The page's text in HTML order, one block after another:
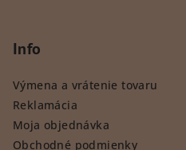
Info
Výmena a vrátenie tovaru
Reklamácia
Moja objednávka
Obchodné podmienky